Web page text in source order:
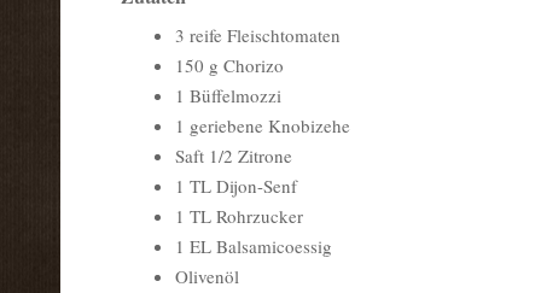
3 reife Fleischtomaten
150 g Chorizo
1 Büffelmozzi
1 geriebene Knobizehe
Saft 1/2 Zitrone
1 TL Dijon-Senf
1 TL Rohrzucker
1 EL Balsamicoessig
Olivenöl